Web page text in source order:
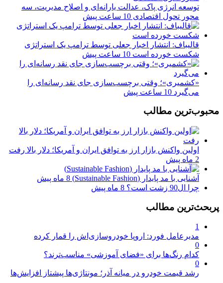
توسعه انرژی پاک، عدالت یارانه‌ای و اصلاح مدیریت، سه
محور تحول اقتصادی 10 ساعت پیش
قالیباف: انتشار اخبار جعلی توسط ترامپ یک استراتژی
شکست خورده است 10 ساعت پیش
«کشمیری»؛ وقتی برچسب‌سازی جای نقد رسانه‌ای را
می‌گیرد 10 ساعت پیش
محبوب‌ترین مطالب
اولین واکنش بازار ارز به توافق ایران و آمریکا؛ دلار بالا رفت
2 ماه پیش
آشنایی با مد پایدار (Sustainable Fashion)
8 ماه پیش
چرا ال90 زشت است؟
8 ماه پیش
پربحث‌ترین مطالب
1
مدیرعامل فورد: اروپا خودروسازی‌اش را قمار کرده
0
کدام رنگ‌ها برای «فضای آموزشی» مناسب‌ترند؟
0
رشد قیمت خودرو در میانه آذر؛ مونتاژی‌ها پیشتاز افزایش‌ها